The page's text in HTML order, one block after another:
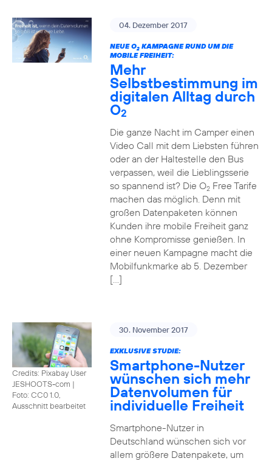
04. Dezember 2017
NEUE O2KAMPAGNE RUND UM DIE
MOBILE FREIHEIT:
Mehr
Selbstbestimmung im
digitalen Alltag durch
O2
Die ganze Nacht im Camper einen
Video Call mit dem Liebsten führen
oder an der Haltestelle den Bus
verpassen, weil die Lieblingsserie
so spannend ist? Die O2Free Tarife
machen das möglich. Denn mit
großen Datenpaketen können
Kunden ihre mobile Freiheit ganz
ohne Kompromisse genießen. In
einer neuen Kampagne macht die
Mobilfunkmarke ab 5. Dezember
[…]
Credits: Pixabay User
JESHOOTS-com |
Foto: CC0 1.0,
Ausschnitt bearbeitet
30. November 2017
EXKLUSIVE STUDIE:
Smartphone-Nutzer
wünschen sich mehr
Datenvolumen für
individuelle Freiheit
Smartphone-Nutzer in
Deutschland wünschen sich vor
allem größere Datenpakete, um